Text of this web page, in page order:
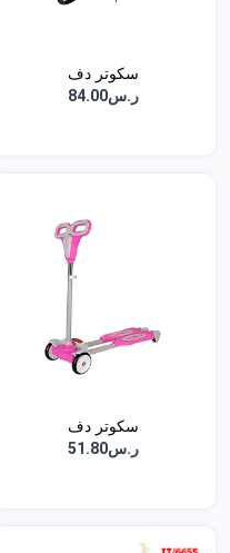
سكوتر دف
ر.س84.00
سكوتر دف
ر.س51.80